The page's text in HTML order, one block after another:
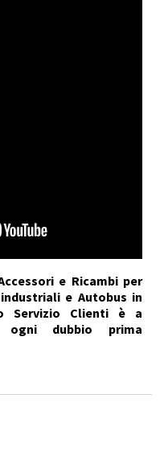
e Ricambi per
e Autobus in
Servizio Clienti è a
ogni dubbio prima